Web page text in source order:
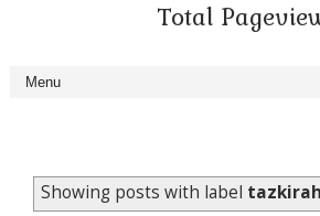
Total
Showing posts with label